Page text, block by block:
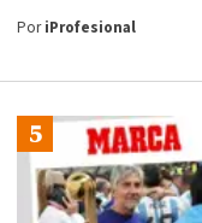
PoriProfesional